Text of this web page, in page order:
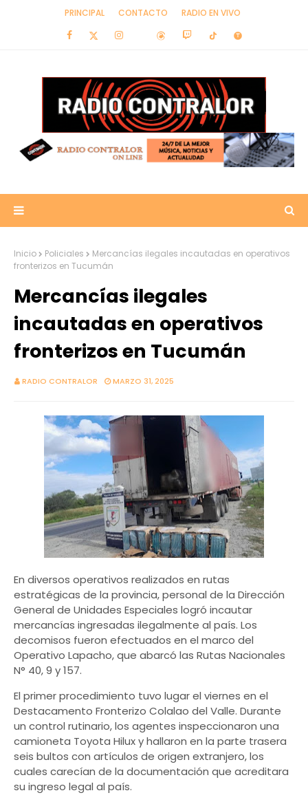
PRINCIPAL CONTACTO RADIO EN VIVO
Inicio Policiales
Mercancías ilegales incautadas en operativos
fronterizos en Tucumán
Mercancías ilegales
incautadas en operativos
fronterizos en Tucumán
RADIO CONTRALOR MARZO 31, 2025
En diversos operativos realizados en rutas
estratégicas de la provincia, personal de la Dirección
General de Unidades Especiales logró incautar
mercancías ingresadas ilegalmente al país. Los
decomisos fueron efectuados en el marco del
Operativo Lapacho, que abarcó las Rutas Nacionales
N° 40, 9 y 157.
El primer procedimiento tuvo lugar el viernes en el
Destacamento Fronterizo Colalao del Valle. Durante
un control rutinario, los agentes inspeccionaron una
camioneta Toyota Hilux y hallaron en la parte trasera
seis bultos con artículos de origen extranjero, los
cuales carecían de la documentación que acreditara
su ingreso legal al país.